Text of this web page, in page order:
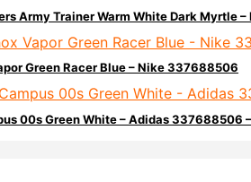
Army Trainer Warm White Dark Myrtle
Green Racer Blue – Nike 337688506
00s Green White – Adidas 337688506